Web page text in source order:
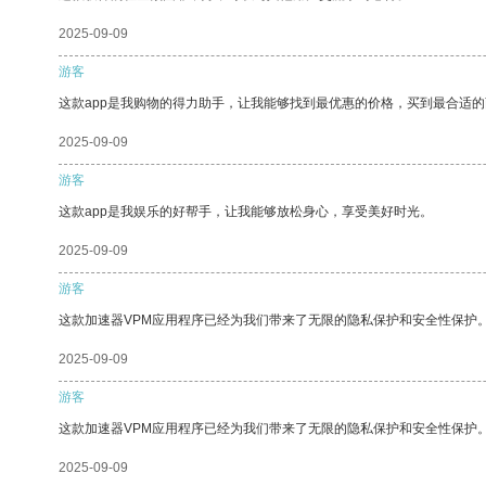
2025-09-09
游客
这款app是我购物的得力助手，让我能够找到最优惠的价格，买到最合适的
2025-09-09
游客
这款app是我娱乐的好帮手，让我能够放松身心，享受美好时光。
2025-09-09
游客
这款加速器VPM应用程序已经为我们带来了无限的隐私保护和安全性保护。
2025-09-09
游客
这款加速器VPM应用程序已经为我们带来了无限的隐私保护和安全性保护。
2025-09-09